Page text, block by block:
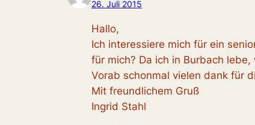
26. Juli 2015
Hallo,
Ich interessiere mich für ein
für mich? Da ich in Burbach
Vorab schonmal vielen dank für
Mit freundlichem Gruß
Ingrid Stahl